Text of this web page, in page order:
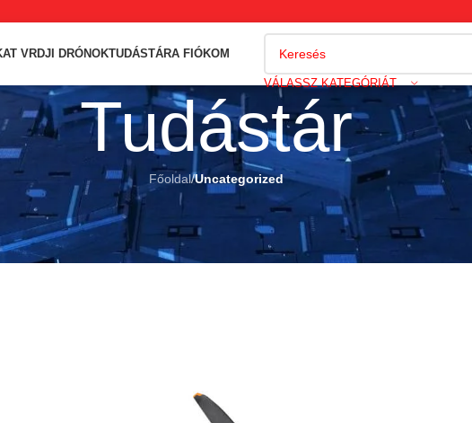
VRDJI DRÓNOKTUDÁSTÁRA FIÓKOM
VÁLASSZ KATEGÓRIÁT
Tudástár
Főoldal/Uncategorized
UNCATEGORIZED
jó? (térképezés és földmérés)
by On 2026.06.29.